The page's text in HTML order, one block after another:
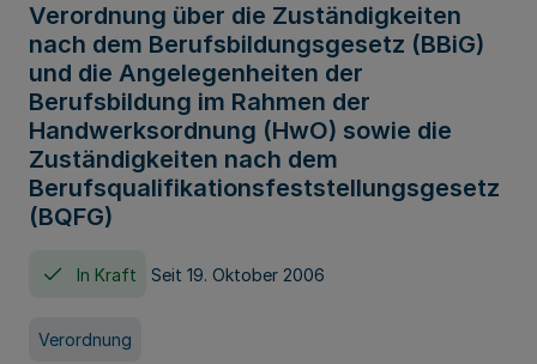
Verordnung über die Zuständigkeiten
nach dem Berufsbildungsgesetz (BBiG)
und die Angelegenheiten der
Berufsbildung im Rahmen der
Handwerksordnung (HwO) sowie die
Zuständigkeiten nach dem
Berufsqualifikationsfeststellungsgesetz
(BQFG)
In Kraft Seit 19. Oktober 2006
Verordnung